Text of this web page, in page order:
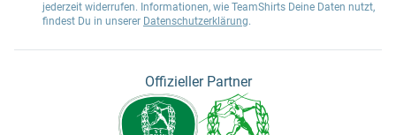
jederzeit widerrufen. Informationen, wie TeamShirts Deine Daten nutzt,
findest Du in unserer Datenschutzerklärung.
Offizieller Partner